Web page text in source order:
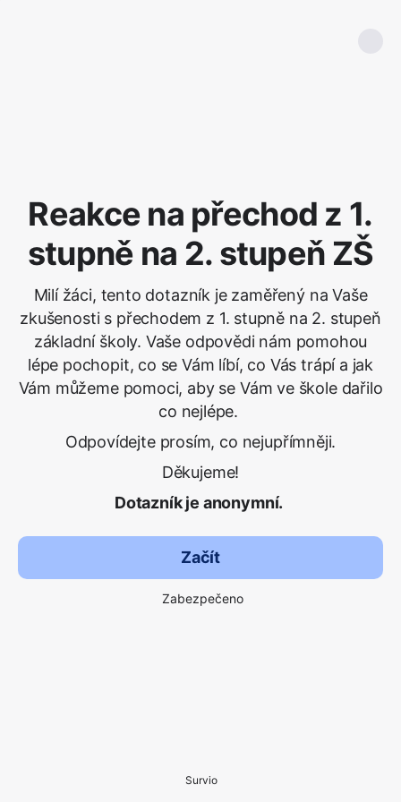
Reakce na přechod z 1.
stupně na 2. stupeň ZŠ
Milí žáci, tento dotazník je zaměřený na Vaše
zkušenosti s přechodem z 1. stupně na 2. stupeň
základní školy. Vaše odpovědi nám pomohou
lépe pochopit, co se Vám líbí, co Vás trápí a jak
Vám můžeme pomoci, aby se Vám ve škole dařilo
co nejlépe.
Odpovídejte prosím, co nejupřímněji.
Děkujeme!
Dotazník je anonymní.
Začít
Zabezpečeno
Survio